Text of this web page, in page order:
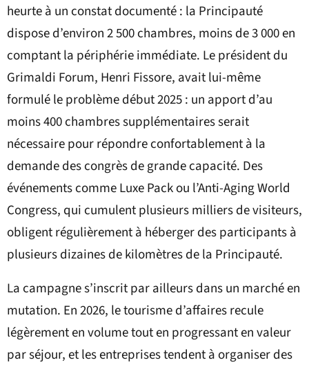
heurte à un constat documenté : la Principauté
dispose d’environ 2 500 chambres, moins de 3 000 en
comptant la périphérie immédiate. Le président du
Grimaldi Forum, Henri Fissore, avait lui-même
formulé le problème début 2025 : un apport d’au
moins 400 chambres supplémentaires serait
nécessaire pour répondre confortablement à la
demande des congrès de grande capacité. Des
événements comme Luxe Pack ou l’Anti-Aging World
Congress, qui cumulent plusieurs milliers de visiteurs,
obligent régulièrement à héberger des participants à
plusieurs dizaines de kilomètres de la Principauté.
La campagne s’inscrit par ailleurs dans un marché en
mutation. En 2026, le tourisme d’affaires recule
légèrement en volume tout en progressant en valeur
par séjour, et les entreprises tendent à organiser des